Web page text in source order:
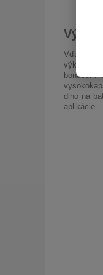
Vďaka
výkon pre
dlho na
aplikácie.